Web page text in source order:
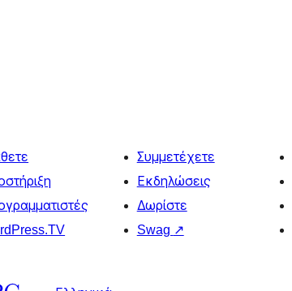
Συμμετέχετε
Εκδηλώσεις
Δωρίστε
Swag ↗